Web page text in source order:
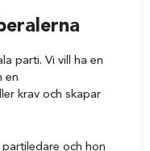
parti. Vi vill ha en
en
krav och skapar
partiledare och hon